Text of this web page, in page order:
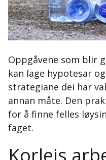
Oppgåvene som blir
kan lage hypotesar
strategiane dei har
annan måte. Den
for å finne felles
faget.